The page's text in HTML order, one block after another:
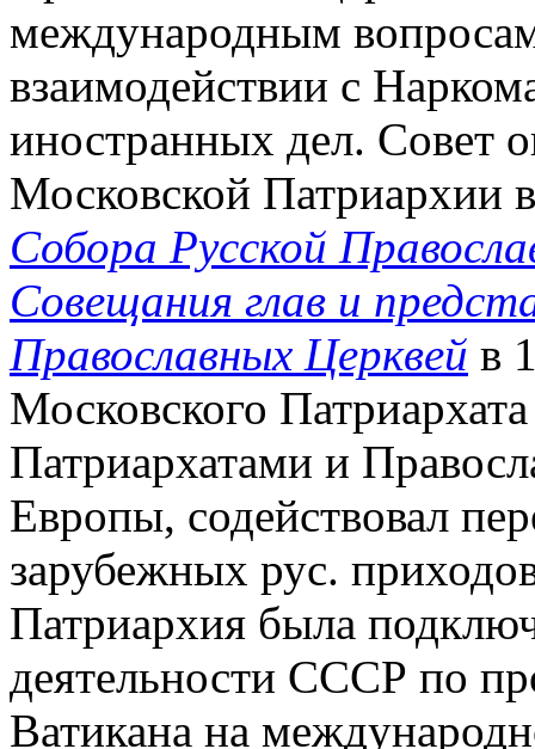
международным
взаимодействии с
иностранных дел. Совет
Московской Патриархии
Собора Русской
Совещания глав и
Православных Церквей в
Московского
Патриархатами и
Европы, содействовал
зарубежных рус.
Патриархия была
деятельности СССР по
Ватикана на